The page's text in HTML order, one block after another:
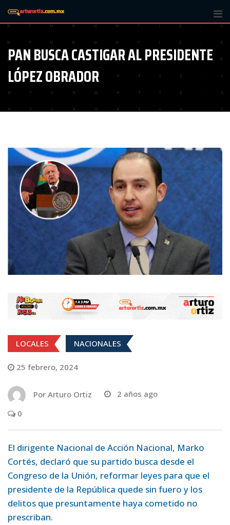
PAN BUSCA CASTIGAR AL PRESIDENTE
LÓPEZ OBRADOR
LOCALES NACIONALES
25 febrero, 2024
Por Arturo Ortiz
2 años ago
0
El dirigente Nacional de Acción Nacional, Marko
Cortés, declaró que su partido busca desde el
Congreso de la Unión, reformar leyes para que el
presidente de la República quede sin fuero y los
delitos que presuntamente haya cometido no
prescriban.